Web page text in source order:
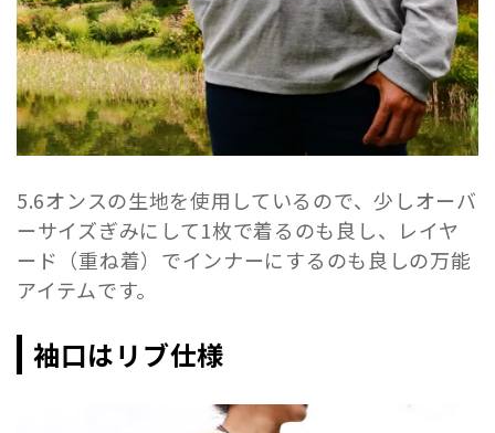
5.6オンスの生地を使用しているので、少しオーバ
ーサイズぎみにして1枚で着るのも良し、レイヤ
ード（重ね着）でインナーにするのも良しの万能
アイテムです。
袖口はリブ仕様